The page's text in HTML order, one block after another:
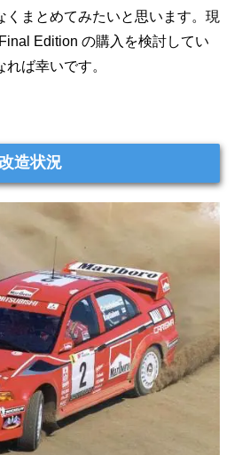
くまとめてみたいと思います。現
Edition の購入を検討してい
ば幸いです。
造状況